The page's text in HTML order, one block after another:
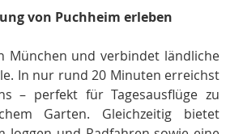
von Puchheim erleben
München und verbindet ländliche
In nur rund 20 Minuten erreichst
– perfekt für Tagesausflüge zu
Garten. Gleichzeitig bietet